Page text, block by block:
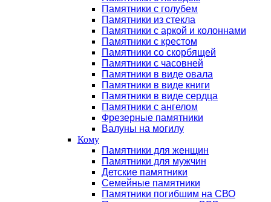
Памятники с голубем
Памятники из стекла
Памятники с аркой и колоннами
Памятники с крестом
Памятники со скорбящей
Памятники с часовней
Памятники в виде овала
Памятники в виде книги
Памятники в виде сердца
Памятники с ангелом
Фрезерные памятники
Валуны на могилу
Кому
Памятники для женщин
Памятники для мужчин
Детские памятники
Семейные памятники
Памятники погибшим на СВО